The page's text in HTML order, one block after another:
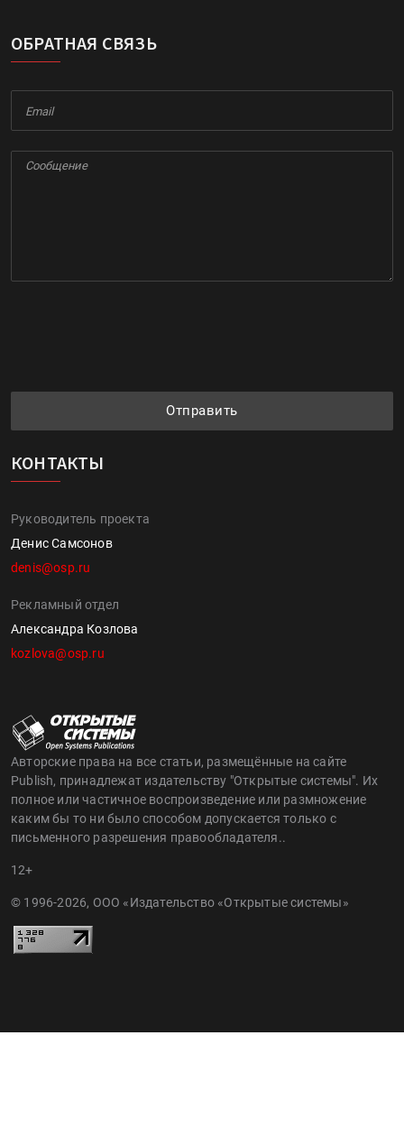
ОБРАТНАЯ СВЯЗЬ
Отправить
КОНТАКТЫ
Руководитель проекта
Денис Самсонов
denis@osp.ru
Рекламный отдел
Александра Козлова
kozlova@osp.ru
Авторские права на все статьи, размещённые на сайте
Publish, принадлежат издательству "Открытые системы". Их
полное или частичное воспроизведение или размножение
каким бы то ни было способом допускается только с
письменного разрешения правообладателя..
12+
© 1996-2026, ООО «Издательство «Открытые системы»